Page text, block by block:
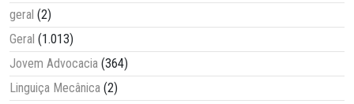
geral (2)
Geral (1.013)
Jovem Advocacia (364)
Linguiça Mecânica (2)